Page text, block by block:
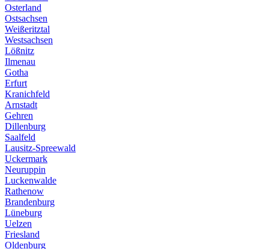
Osterland
Ostsachsen
Weißeritztal
Westsachsen
Lößnitz
Ilmenau
Gotha
Erfurt
Kranichfeld
Arnstadt
Gehren
Dillenburg
Saalfeld
Lausitz-Spreewald
Uckermark
Neuruppin
Luckenwalde
Rathenow
Brandenburg
Lüneburg
Uelzen
Friesland
Oldenburg